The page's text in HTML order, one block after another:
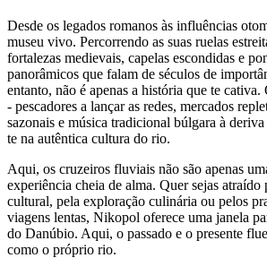
Desde os legados romanos às influências
museu vivo. Percorrendo as suas ruelas
fortalezas medievais, capelas escondidas e
panorâmicos que falam de séculos de
entanto, não é apenas a história que te
- pescadores a lançar as redes, mercados
sazonais e música tradicional búlgara à
te na autêntica cultura do rio.
Aqui, os cruzeiros fluviais não são apenas
experiência cheia de alma. Quer sejas atraído
cultural, pela exploração culinária ou pelos
viagens lentas, Nikopol oferece uma janela
do Danúbio. Aqui, o passado e o presente
como o próprio rio.